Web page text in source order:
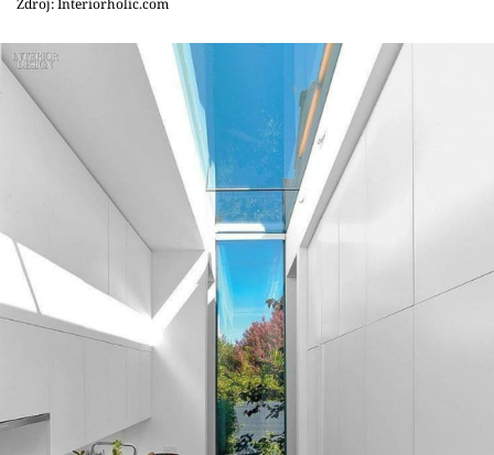
Zdroj: Interiorholic.com